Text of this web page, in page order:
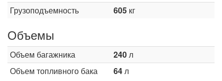
Грузоподъемность
605 кг
Объемы
Объем багажника 240л
Объем топливного бака
64л